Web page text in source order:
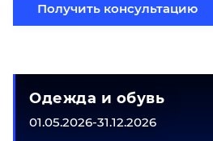
Получить консультацию
Одежда и обувь
01.05.2026-31.12.2026